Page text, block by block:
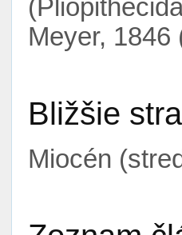
Meyer, 1846
Bližšie
Miocén